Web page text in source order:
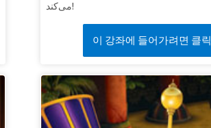
می‌کند!
이 강좌에 들어가려면 클릭